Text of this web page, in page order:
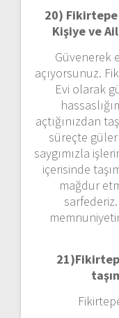
20)
Kişiye ve
Güvenerek
açıyorsunuz.
Evi olarak
açtığınızdan
süreçte
saygımızla
içerisinde
mağdur
21)